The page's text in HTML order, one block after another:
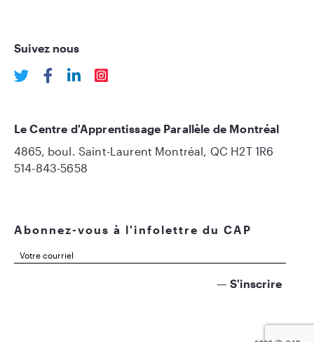
Suivez nous
Abonnez-vous à l'infolettre du CAP
Le Centre d'Apprentissage Parallèle de Montréal
4865, boul. Saint-Laurent Montréal, QC H2T 1R6
514-843-5658